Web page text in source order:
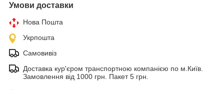
Умови доставки
Нова Пошта
Укрпошта
Самовивіз
Доставка кур'єром транспортною компанією по м.Київ.
Замовлення від 1000 грн. Пакет 5 грн.